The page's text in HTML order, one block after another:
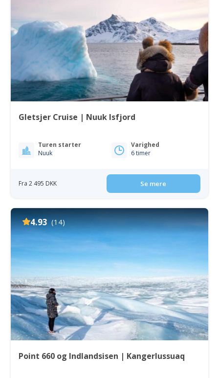
Gletsjer Cruise | Nuuk Isfjord
Turen starter
Nuuk
Varighed
6 timer
Fra 2 495 DKK Se mere
4.93 (14)
Point 660 og Indlandsisen | Kangerlussuaq